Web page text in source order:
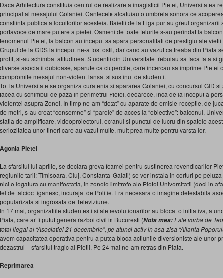
Daca Arhitectura constituia centrul de realizare a imagisticii Pietei, Universitatea
principal al mesajului Golaniei. Cantecele alcatuiau o umbrela sonora ce
constiinta publica a locuitorilor acesteia. Baietii de la Liga purtau greul organizarii
portavoce de mare putere a pietei. Oameni de toate felurile s-au perindat la
fenomenul Pietei, la balcon au inceput sa apara personalitati de prestigiu ale vietii
Grupul de la GDS la inceput ne-a fost ostil, dar cand au vazut ca treaba din Piata
profit, si-au schimbat atitudinea. Studentii din Universitate trebuiau sa faca fata si
diverse asociatii dubioase, aparute ca ciupercile, care incercau sa imprime Pietei
compromite mesajul non-violent lansat si sustinut de studenti.
Tot la Universitate se organiza curatenia si apararea Golaniei, cu concursul GID
facea cu schimbul de paza in perimetrul Pietei, deoarece, inca de la inceput a
violentei asupra Zonei. In timp ne-am “dotat” cu aparate de emisie-receptie, de
de metri, s-au creat “consemne” si “parole” de acces la “obiective”: balconul,
statia de amplificare, videoproiectorul, ecranul si punctul de lucru din spatele
seriozitatea unor tineri care au vazut multe, mult prea multe pentru varsta lor.
Agonia Pietei
La sfarsitul lui aprilie, se declara greva foamei pentru sustinerea revendicarilor
regiunile tarii: Timisoara, Cluj, Constanta, Galati) se vor instala in corturi pe
nici o legatura cu manifestatia, in zonele limitrofe ale Pietei Universitatii (deci in
fel de talcioc tiganesc, incurajat de Politie. Era necesara o imagine detestabila
popularizata si ingrosata de Televiziune.
In 17 mai, organizatiile studentesti si ale revolutionarilor au blocat o initiativa, a
Piata, care ar fi putut genera razboi civil in Bucuresti (Nota mea:Este vorba de
total ilegal al “Asociatiei 21 decembrie”, pe atunci activ in asa-zisa “Alianta
avem capacitatea operativa pentru a putea bloca actiunile diversioniste ale unor
dezastrul – sfarsitul tragic al Pietii. Pe 24 mai ne-am retras din Piata.
Reprimarea